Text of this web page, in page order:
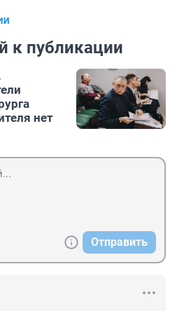
к публикации
нет
Отправить